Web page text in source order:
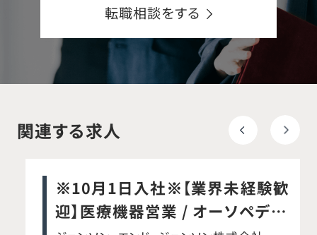
転職相談をする
関連する求人
※10月1日入社※【業界未経験歓
迎】医療機器営業 / オーソペディ